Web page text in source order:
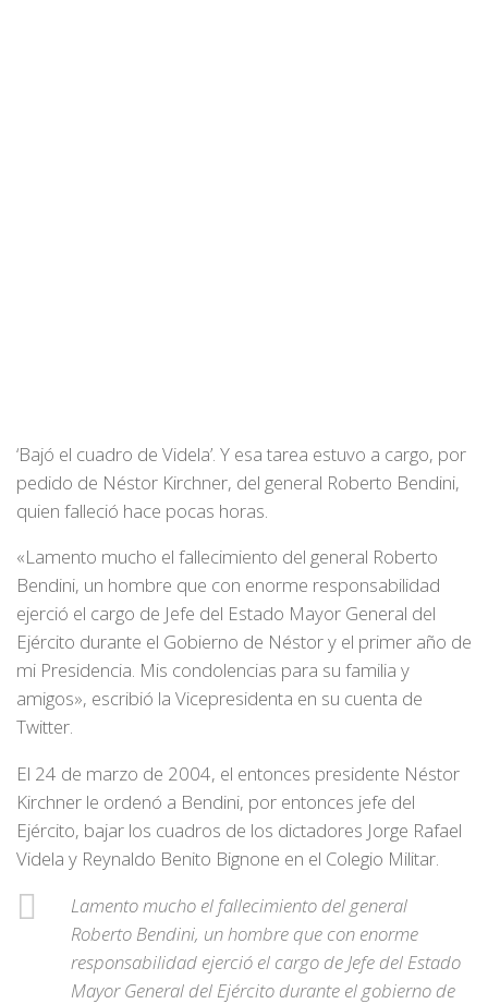
‘Bajó el cuadro de Videla’. Y esa tarea estuvo a cargo, por
pedido de Néstor Kirchner, del general Roberto Bendini,
quien falleció hace pocas horas.
«Lamento mucho el fallecimiento del general Roberto
Bendini, un hombre que con enorme responsabilidad
ejerció el cargo de Jefe del Estado Mayor General del
Ejército durante el Gobierno de Néstor y el primer año de
mi Presidencia. Mis condolencias para su familia y
amigos», escribió la Vicepresidenta en su cuenta de
Twitter.
El 24 de marzo de 2004, el entonces presidente Néstor
Kirchner le ordenó a Bendini, por entonces jefe del
Ejército, bajar los cuadros de los dictadores Jorge Rafael
Videla y Reynaldo Benito Bignone en el Colegio Militar.
Lamento mucho el fallecimiento del general
Roberto Bendini, un hombre que con enorme
responsabilidad ejerció el cargo de Jefe del Estado
Mayor General del Ejército durante el gobierno de